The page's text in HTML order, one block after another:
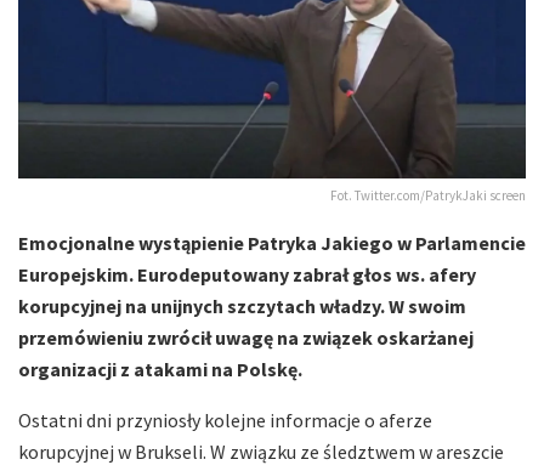
Fot. Twitter.com/PatrykJaki screen
Emocjonalne wystąpienie Patryka Jakiego w Parlamencie
Europejskim. Eurodeputowany zabrał głos ws. afery
korupcyjnej na unijnych szczytach władzy. W swoim
przemówieniu zwrócił uwagę na związek oskarżanej
organizacji z atakami na Polskę.
Ostatni dni przyniosły kolejne informacje o aferze
korupcyjnej w Brukseli. W związku ze śledztwem w areszcie